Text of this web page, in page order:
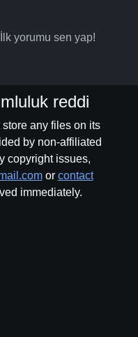
yorumu sen yap!
reddi
any files on its
by non-affiliated
copyright issues,
or contact
immediately.